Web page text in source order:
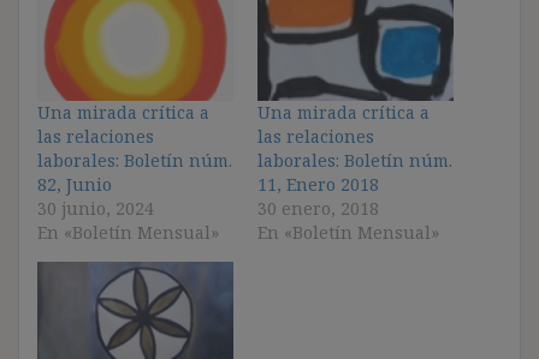
Una mirada crítica a
las relaciones
laborales: Boletín núm.
82, Junio
30 junio, 2024
En «Boletín Mensual»
Una mirada crítica a
las relaciones
laborales: Boletín núm.
11, Enero 2018
30 enero, 2018
En «Boletín Mensual»